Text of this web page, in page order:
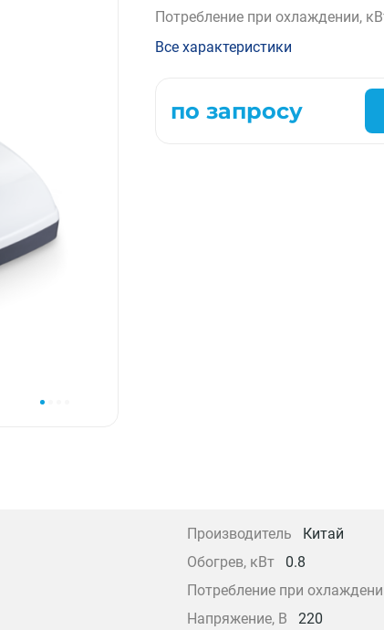
Компрессорно-конденсаторные блоки
Крышные кондиционеры
Прецизионные кондиционеры
Аксессуары для кондиционеров
Потребление при охлаждении,
Все характеристики
по запросу
Производитель
Китай
Обогрев, кВт
0.8
Потребление при
Напряжение, В
220